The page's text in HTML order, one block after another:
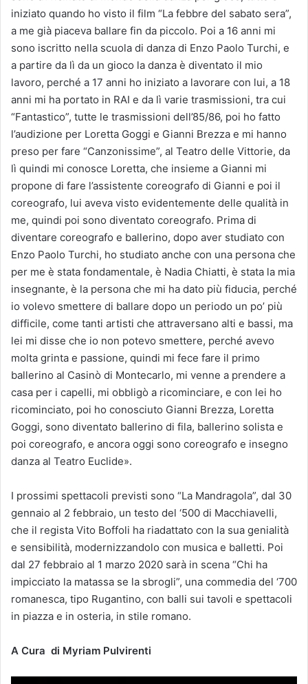
iniziato quando ho visto il film “La febbre del sabato sera”,
a me già piaceva ballare fin da piccolo. Poi a 16 anni mi
sono iscritto nella scuola di danza di Enzo Paolo Turchi, e
a partire da lì da un gioco la danza è diventato il mio
lavoro, perché a 17 anni ho iniziato a lavorare con lui, a 18
anni mi ha portato in RAI e da lì varie trasmissioni, tra cui
“Fantastico”, tutte le trasmissioni dell’85/86, poi ho fatto
l’audizione per Loretta Goggi e Gianni Brezza e mi hanno
preso per fare “Canzonissime”, al Teatro delle Vittorie, da
lì quindi mi conosce Loretta, che insieme a Gianni mi
propone di fare l’assistente coreografo di Gianni e poi il
coreografo, lui aveva visto evidentemente delle qualità in
me, quindi poi sono diventato coreografo. Prima di
diventare coreografo e ballerino, dopo aver studiato con
Enzo Paolo Turchi, ho studiato anche con una persona che
per me è stata fondamentale, è Nadia Chiatti, è stata la mia
insegnante, è la persona che mi ha dato più fiducia, perché
io volevo smettere di ballare dopo un periodo un po’ più
difficile, come tanti artisti che attraversano alti e bassi, ma
lei mi disse che io non potevo smettere, perché avevo
molta grinta e passione, quindi mi fece fare il primo
ballerino al Casinò di Montecarlo, mi venne a prendere a
casa per i capelli, mi obbligò a ricominciare, e con lei ho
ricominciato, poi ho conosciuto Gianni Brezza, Loretta
Goggi, sono diventato ballerino di fila, ballerino solista e
poi coreografo, e ancora oggi sono coreografo e insegno
danza al Teatro Euclide».
I prossimi spettacoli previsti sono “La Mandragola”, dal 30
gennaio al 2 febbraio, un testo del ‘500 di Macchiavelli,
che il regista Vito Boffoli ha riadattato con la sua genialità
e sensibilità, modernizzandolo con musica e balletti. Poi
dal 27 febbraio al 1 marzo 2020 sarà in scena “Chi ha
impicciato la matassa se la sbrogli”, una commedia del ‘700
romanesca, tipo Rugantino, con balli sui tavoli e spettacoli
in piazza e in osteria, in stile romano.
A Cura di Myriam Pulvirenti